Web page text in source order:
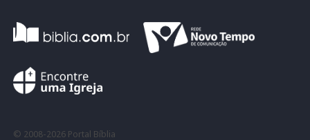
© 2008- 2026 Portal Bíblia